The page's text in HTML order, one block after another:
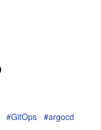
#GitOps #argocd